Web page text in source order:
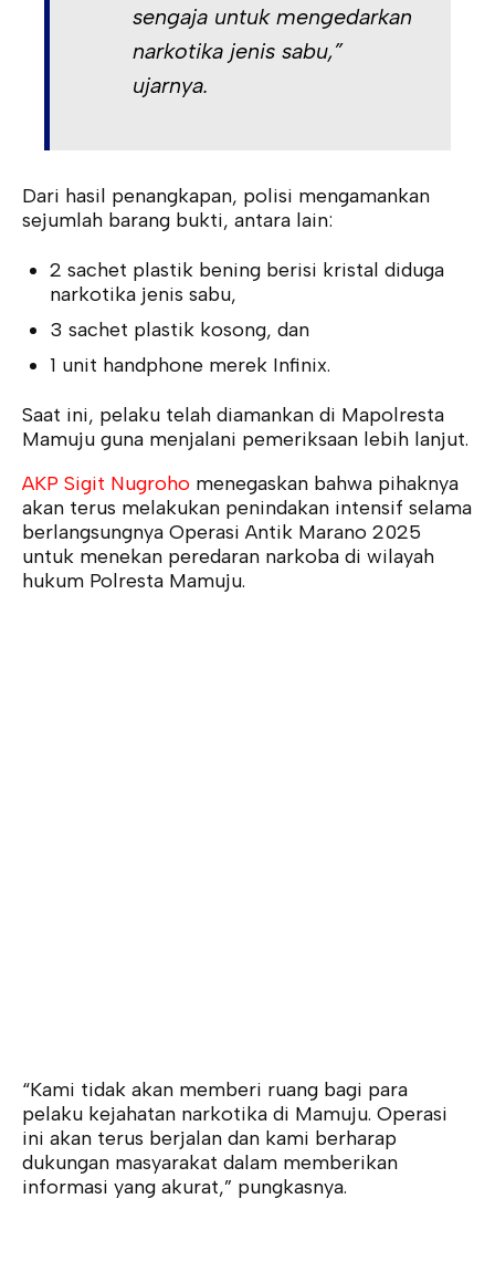
sengaja untuk mengedarkan
narkotika jenis sabu,”
ujarnya.
Dari hasil penangkapan, polisi mengamankan
sejumlah barang bukti, antara lain:
2 sachet plastik bening berisi kristal diduga
narkotika jenis sabu,
3 sachet plastik kosong, dan
1 unit handphone merek Infinix.
Saat ini, pelaku telah diamankan di Mapolresta
Mamuju guna menjalani pemeriksaan lebih lanjut.
AKP Sigit Nugroho menegaskan bahwa pihaknya
akan terus melakukan penindakan intensif selama
berlangsungnya Operasi Antik Marano 2025
untuk menekan peredaran narkoba di wilayah
hukum Polresta Mamuju.
“Kami tidak akan memberi ruang bagi para
pelaku kejahatan narkotika di Mamuju. Operasi
ini akan terus berjalan dan kami berharap
dukungan masyarakat dalam memberikan
informasi yang akurat,” pungkasnya.